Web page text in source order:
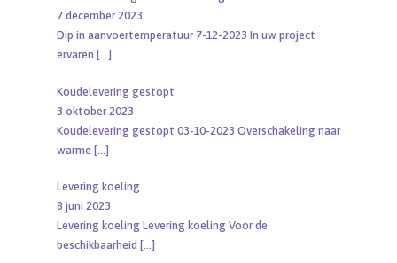
7 december 2023
Dip in aanvoertemperatuur 7-12-2023 In uw project
ervaren […]
Koudelevering gestopt
3 oktober 2023
Koudelevering gestopt 03-10-2023 Overschakeling naar
warme […]
Levering koeling
8 juni 2023
Levering koeling Levering koeling Voor de
beschikbaarheid […]